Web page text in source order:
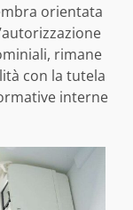
orientata
rimane
con la tutela
interne